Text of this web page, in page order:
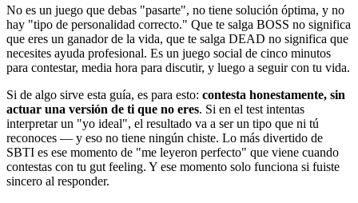
No es un juego que debas "pasarte", no tiene solución óptima, y no
hay "tipo de personalidad correcto." Que te salga BOSS no significa
que eres un ganador de la vida, que te salga DEAD no significa que
necesites ayuda profesional. Es un juego social de cinco minutos
para contestar, media hora para discutir, y luego a seguir con tu vida.
Si de algo sirve esta guía, es para esto: contesta honestamente, sin
actuar una versión de ti que no eres. Si en el test intentas
interpretar un "yo ideal", el resultado va a ser un tipo que ni tú
reconoces — y eso no tiene ningún chiste. Lo más divertido de
SBTI es ese momento de "me leyeron perfecto" que viene cuando
contestas con tu gut feeling. Y ese momento solo funciona si fuiste
sincero al responder.